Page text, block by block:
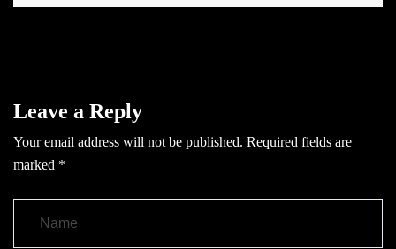
Leave a Reply
Your email address will not be published. Required fields are
marked *